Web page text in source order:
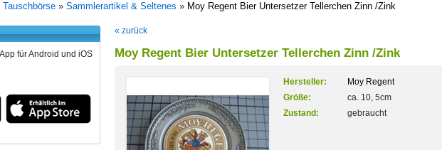
Tauschbörse » Sammlerartikel & Seltenes » Moy Regent Bier Untersetzer Tellerchen Zinn /Zink
für Android und iOS
« zurück
Moy Regent Bier Untersetzer Tellerchen Zinn /Zink
Hersteller:
Moy Regent
Größe:
ca. 10, 5cm
Zustand:
gebraucht